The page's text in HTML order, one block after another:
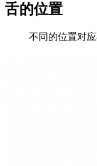
舌的位置
不同的位置对